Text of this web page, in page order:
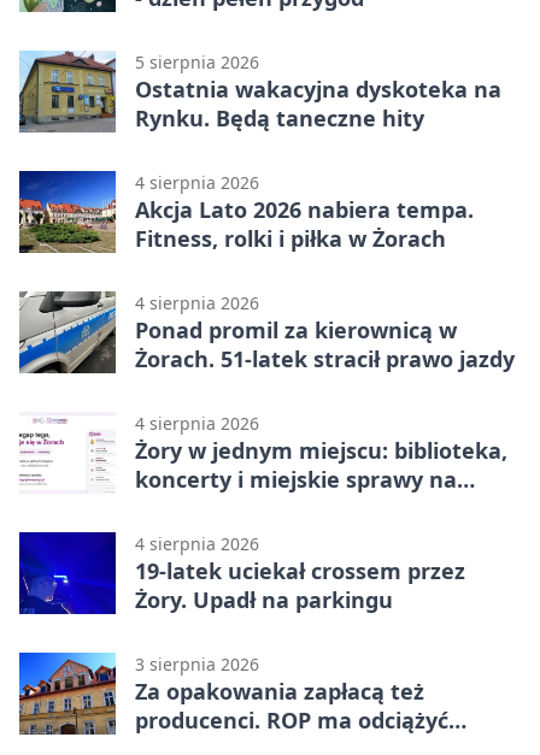
5 sierpnia 2026
Ostatnia wakacyjna dyskoteka na
Rynku. Będą taneczne hity
4 sierpnia 2026
Akcja Lato 2026 nabiera tempa.
Fitness, rolki i piłka w Żorach
4 sierpnia 2026
Ponad promil za kierownicą w
Żorach. 51-latek stracił prawo jazdy
4 sierpnia 2026
Żory w jednym miejscu: biblioteka,
koncerty i miejskie sprawy na
4 sierpnia 2026
19-latek uciekał crossem przez
Żory. Upadł na parkingu
3 sierpnia 2026
Za opakowania zapłacą też
producenci. ROP ma odciążyć